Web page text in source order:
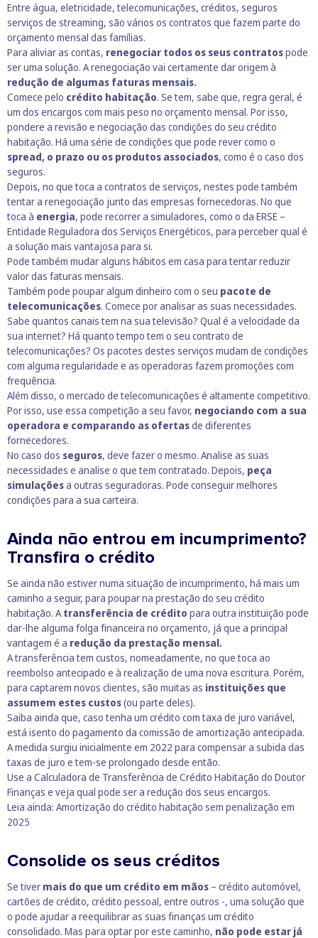
Entre água, eletricidade, telecomunicações, créditos, seguros
serviços de streaming, são vários os contratos que fazem parte do
orçamento mensal das famílias.
Para aliviar as contas, renegociar todos os seus contratospode
ser uma solução. A renegociação vai certamente dar origem à
redução de algumas faturas mensais.
Comece pelo crédito habitação. Se tem, sabe que, regra geral, é
um dos encargos com mais peso no orçamento mensal. Por isso,
pondere a revisão e negociação das condições do seu crédito
habitação. Há uma série de condições que pode rever como o
spread, o prazo ou os produtos associados, como é o caso dos
seguros.
Depois, no que toca a contratos de serviços, nestes pode também
tentar a renegociação junto das empresas fornecedoras. No que
toca à energia, pode recorrer a simuladores, como o da ERSE –
Entidade Reguladora dos Serviços Energéticos, para perceber qual é
a solução mais vantajosa para si.
Pode também mudar alguns hábitos em casa para tentar reduzir
valor das faturas mensais.
Também pode poupar algum dinheiro com o seu pacote de
telecomunicações. Comece por analisar as suas necessidades.
Sabe quantos canais tem na sua televisão? Qual é a velocidade da
sua internet? Há quanto tempo tem o seu contrato de
telecomunicações? Os pacotes destes serviços mudam de condições
com alguma regularidade e as operadoras fazem promoções com
frequência.
Além disso, o mercado de telecomunicações é altamente competitivo.
Por isso, use essa competição a seu favor, negociando com a sua
operadora e comparando as ofertasde diferentes
fornecedores.
No caso dos seguros, deve fazer o mesmo. Analise as suas
necessidades e analise o que tem contratado. Depois, peça
simulaçõesa outras seguradoras. Pode conseguir melhores
condições para a sua carteira.
Ainda não entrou em incumprimento?
Transfira o crédito
Se ainda não estiver numa situação de incumprimento, há mais um
caminho a seguir, para poupar na prestação do seu crédito
habitação. Atransferência de crédito para outra instituição pode
dar-lhe alguma folga financeira no orçamento, já que a principal
vantagem é a redução da prestação mensal.
A transferência tem custos, nomeadamente, no que toca ao
reembolso antecipado e à realização de uma nova escritura. Porém,
para captarem novos clientes, são muitas as instituições que
assumem estes custos(ou parte deles).
Saiba ainda que, caso tenha um crédito com taxa de juro variável,
está isento do pagamento da comissão de amortização antecipada.
A medida surgiu inicialmente em 2022 para compensar a subida das
taxas de juro e tem-se prolongado desde então.
Use a Calculadora de Transferência de Crédito Habitação do Doutor
Finanças e veja qual pode ser a redução dos seus encargos.
Leia ainda: Amortização do crédito habitação sem penalização em
2025
Consolide os seus créditos
Se tiver mais do que um crédito em mãos – crédito automóvel,
cartões de crédito, crédito pessoal, entre outros -, uma solução que
o pode ajudar a reequilibrar as suas finanças um crédito
consolidado. Mas para optar por este caminho, não pode estar já